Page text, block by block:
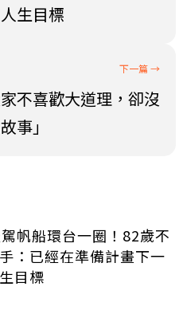
生目標
不喜歡大道理，卻沒
事」
帆船環台一圈！82歲不
：已經在準備計畫下一
目標